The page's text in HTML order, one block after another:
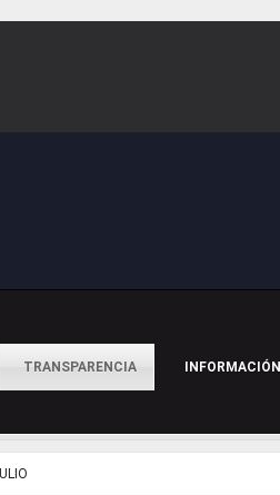
TRANSPARENCIA INFORMACIÓN